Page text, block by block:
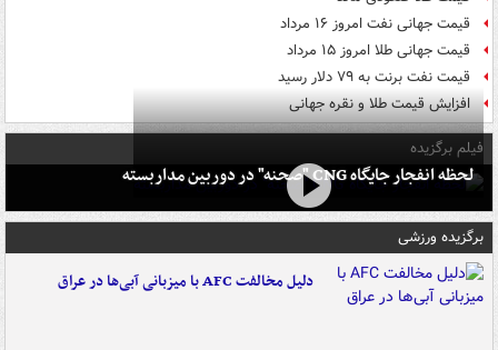
قیمت جهانی نفت امروز ۱۶ مرداد
قیمت جهانی طلا امروز ۱۵ مرداد
قیمت نفت برنت به ۷۹ دلار رسید
افزایش قیمت طلا و نقره جهانی
فیلم برگزیده
لحظه انفجار جایگاه CNG "صحنه" در دوربین مداربسته
برگزیده ورزشی
دلیل مخالفت AFC با میزبانی آبی‌ها در عراق